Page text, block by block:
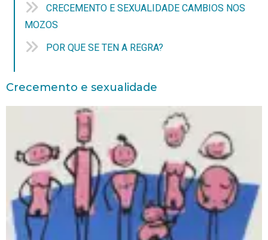
CRECEMENTO E SEXUALIDADE CAMBIOS NOS
MOZOS
POR QUE SE TEN A REGRA?
Crecemento e sexualidade